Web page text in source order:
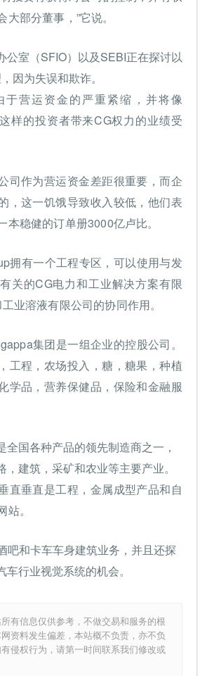
部分董事，”它说。
公室（SFIO）以及SEBI正在探讨以
因为失误和欺诈。
于营运资金的严重紧缩，并将像
样的投资者带来CG权力的业绩受
司作为营运资金差距很重要，而企
，这一饥饿导致收入较低，他们表
本稳健的订单册3000亿卢比。
拥有一个工程专区，可以使用与发
关的CG电力和工业解决方案有限
业溶液有限公司的协同作用。
集团是一组企业的控股公司。
工程，农场投入，糖，糖果，种植
学品，营养保健品，保险和金融服
全国各种产品的领先制造商之一，
建筑，采矿和农业等主要产业。
直垂直是工程，金属成型产品和自
。
吧和卡车车身建筑业务，并且还探
行业视觉系统的机会。
有信息仅供参考，不做交易和服务的根
资料发生偏差，本站概不负责，亦不负
侵权行为，请第一时间联系我们修改或